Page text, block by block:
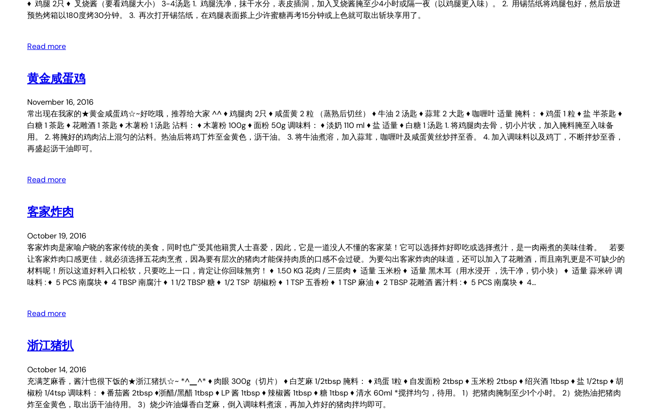
♦ 鸡腿 2只 ♦ 叉烧酱（要看鸡腿大小） 3-4汤匙 1. 鸡腿洗净，抹干水分，表皮插洞，加入叉烧酱腌至少4小时或隔一夜（以鸡腿更入味）。 2. 用锡箔纸将鸡腿包好，然后放进
预热烤箱以180度烤30分钟。 3. 再次打开锡箔纸，在鸡腿表面搽上少许蜜糖再考15分钟或上色就可取出斩块享用了。
Read more
黄金咸蛋鸡
November 16, 2016
常出现在我家的★黄金咸蛋鸡☆~好吃哦，推荐给大家 ^^ ♦ 鸡腿肉 2只 ♦ 咸蛋黄 2 粒 （蒸熟后切丝） ♦ 牛油 2 汤匙 ♦ 蒜茸 2 大匙 ♦ 咖喱叶 适量 腌料： ♦ 鸡蛋 1 粒 ♦ 盐 半茶匙 ♦
白糖 1 茶匙 ♦ 花雕酒 1 茶匙 ♦ 木薯粉 1 汤匙 沾料： ♦ 木薯粉 100g ♦ 面粉 50g 调味料： ♦ 淡奶 110 ml ♦ 盐 适量 ♦ 白糖 1 汤匙 1. 将鸡腿肉去骨，切小片状，加入腌料腌至入味备
用。 2. 将腌好的鸡肉沾上混匀的沾料。热油后将鸡丁炸至金黄色，沥干油。 3. 将牛油煮溶，加入蒜茸，咖喱叶及咸蛋黄丝炒拌至香。 4. 加入调味料以及鸡丁，不断拌炒至香，
再盛起沥干油即可。
Read more
客家炸肉
October 19, 2016
客家炸肉是家喻户晓的客家传统的美食，同时也广受其他籍贯人士喜爱，因此，它是一道没人不懂的客家菜！它可以选择炸好即吃或选择煮汁，是一肉兩煮的美味佳肴。 若要
让客家炸肉口感更佳，就必須选择五花肉烹煮，因為要有层次的猪肉才能保持肉质的口感不会过硬。为要勾出客家炸肉的味道，还可以加入了花雕酒，而且南乳更是不可缺少的
材料呢！所以这道好料入口松软，只要吃上一口，肯定让你回味無穷！ ♦ 1.50 KG 花肉 / 三层肉 ♦ 适量 玉米粉 ♦ 适量 黑木耳（用水浸开 ，洗干净，切小块） ♦ 适量 蒜米碎 调
味料 : ♦ 5 PCS 南腐块 ♦ 4 TBSP 南腐汁 ♦ 1 1/2 TBSP 糖 ♦ 1/2 TSP 胡椒粉 ♦ 1 TSP 五香粉 ♦ 1 TSP 麻油 ♦ 2 TBSP 花雕酒 酱汁料 : ♦ 5 PCS 南腐块 ♦ 4…
Read more
浙江猪扒
October 14, 2016
充满芝麻香，酱汁也很下饭的★浙江猪扒☆~ *^▁^* ♦ 肉眼 300g（切片） ♦ 白芝麻 1/2tbsp 腌料： ♦ 鸡蛋 1粒 ♦ 自发面粉 2tbsp ♦ 玉米粉 2tbsp ♦ 绍兴酒 1tbsp ♦ 盐 1/2tsp ♦ 胡
椒粉 1/4tsp 调味料： ♦ 番茄酱 2tbsp ♦浙醋/黑醋 1tbsp ♦ LP 酱 1tbsp ♦ 辣椒酱 1tbsp ♦ 糖 1tbsp ♦ 清水 60ml *搅拌均匀，待用。 1）把猪肉腌制至少1个小时。 2）烧热油把猪肉
炸至金黄色，取出沥干油待用。 3）烧少许油爆香白芝麻，倒入调味料煮滚，再加入炸好的猪肉拌均即可。